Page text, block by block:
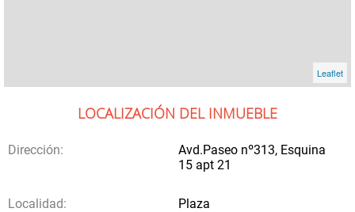
Leaflet
LOCALIZACIÓN DEL INMUEBLE
Dirección:
Avd.Paseo nº313, Esquina
15 apt 21
Localidad: Plaza